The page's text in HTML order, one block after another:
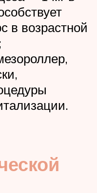
в возрастной